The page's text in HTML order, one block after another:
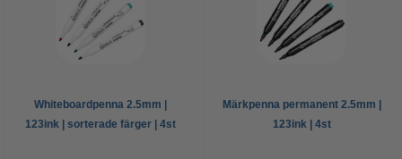
Whiteboardpenna 2.5mm |
123ink | sorterade färger | 4st
Märkpenna permanent 2.5mm |
123ink | 4st